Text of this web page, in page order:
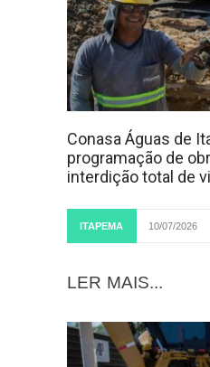
Conasa Águas de
programação de
interdição total de
ITAPEMA 10/07/2026
LER MAIS...